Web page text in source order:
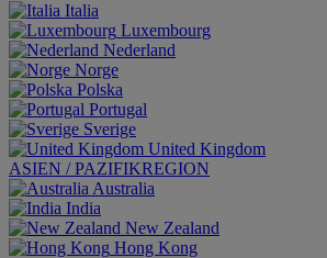
Italia
Luxembourg
Nederland
Norge
Polska
Portugal
Sverige
United Kingdom
ASIEN / PAZIFIKREGION
Australia
India
New Zealand
Hong Kong